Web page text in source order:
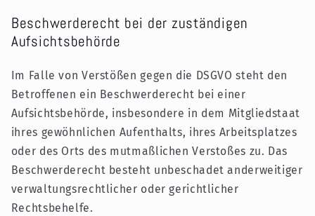
Beschwerderecht bei der zuständigen
Aufsichtsbehörde
Im Falle von Verstößen gegen die DSGVO steht den
Betroffenen ein Beschwerderecht bei einer
Aufsichtsbehörde, insbesondere in dem Mitgliedstaat
ihres gewöhnlichen Aufenthalts, ihres Arbeitsplatzes
oder des Orts des mutmaßlichen Verstoßes zu. Das
Beschwerderecht besteht unbeschadet anderweitiger
verwaltungsrechtlicher oder gerichtlicher
Rechtsbehelfe.